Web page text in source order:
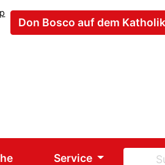
Don Bosco auf dem
Service